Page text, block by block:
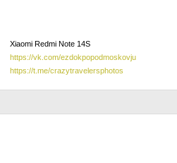
Xiaomi Redmi Note 14S
https://vk.com/ezdokpopodmoskovju
https://t.me/crazytravelersphotos